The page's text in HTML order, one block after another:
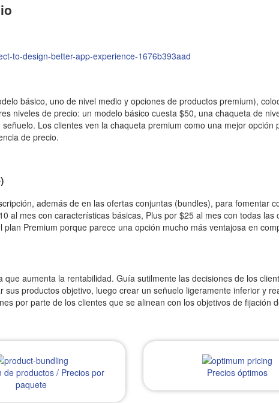
to-design-better-app-experience-1676b393aad
básico, uno de nivel medio y opciones de productos premium),
niveles de precio: un modelo básico cuesta $50, una chaqueta de
Los clientes ven la chaqueta premium como una mejor
de precio.
además de en las ofertas conjuntas (bundles), para fomentar
al mes con características básicas, Plus por $25 al mes con todas
Premium porque parece una opción mucho más ventajosa en
aumenta la rentabilidad. Guía sutilmente las decisiones de los
productos objetivo, luego crear un señuelo ligeramente inferior y
por parte de los clientes que se alinean con los objetivos de fijación
de productos / Precios por
paquete
Precios óptimos